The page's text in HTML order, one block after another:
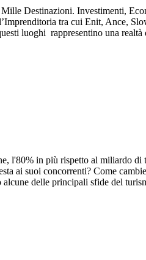
Destinazioni. Investimenti,
tra cui Enit, Ance,
luoghi rappresentino una
l'80% in più rispetto al miliardo
ai suoi concorrenti? Come
delle principali sfide del